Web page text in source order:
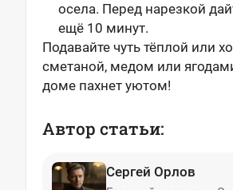
осела. Перед нарезкой
ещё 10 минут.
Подавайте чуть тёплой или
сметаной, медом или
доме пахнет уютом!
Автор статьи:
Сергей Орлов